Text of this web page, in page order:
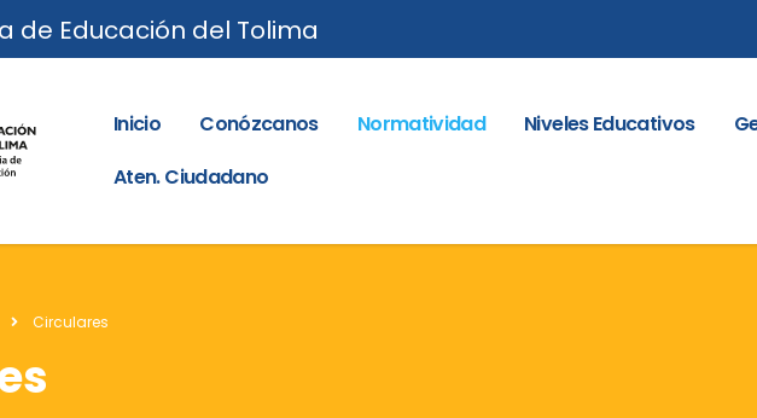
de Educación del Tolima
Inicio Conózcanos Normatividad Niveles Educativos
Aten. Ciudadano
Circulares